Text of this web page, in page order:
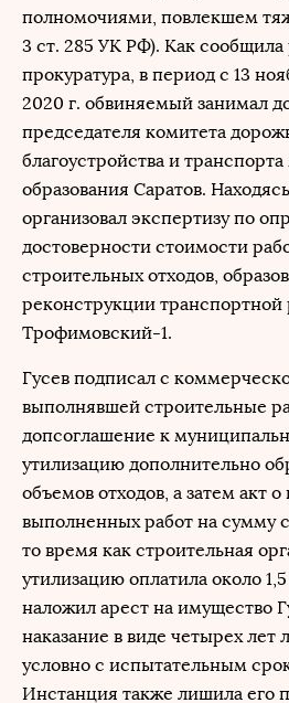
полномочиями, повлекшем
3 ст. 285 УК РФ). Как сообщила
прокуратура, в период с 13
2020 г. обвиняемый занимал
председателя комитета
благоустройства и
образования Саратов.
организовал экспертизу по
достоверности стоимости
строительных отходов,
реконструкции транспортной
Трофимовский-1.
Гусев подписал с
выполнявшей строительные
допсоглашение к
утилизацию дополнительно
объемов отходов, а затем акт
выполненных работ на сумму
то время как строительная
утилизацию оплатила около
наложил арест на имущество
наказание в виде четырех
условно с испытательным
Инстанция также лишила его